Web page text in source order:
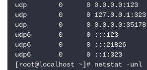
udp        0      0
udp        0      0
udp        0      0
udp6       0
udp6       0
udp6       0
[root@localhost ~]# netstat -unl